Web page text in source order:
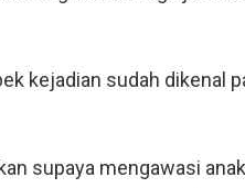
kejadian sudah dikenal
supaya mengawasi